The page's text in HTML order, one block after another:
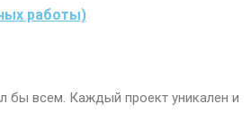
работы)
бы всем. Каждый проект уникален и